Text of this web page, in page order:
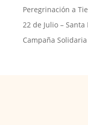
Peregrinación a
22 de Julio –
Campaña